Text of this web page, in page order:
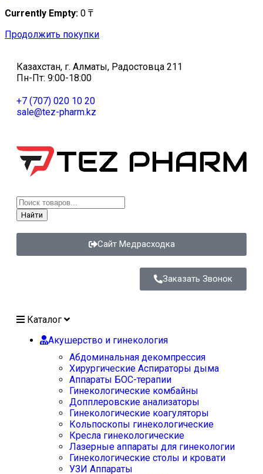
Currently Empty: 0 ₸
Продолжить покупки
Казахстан, г. Алматы, Радостовца 211
Пн-Пт: 9:00-18:00
+7 (707) 020 10 20
sale@tez-pharm.kz
Найти
Сайт Медрасходка
Заказать Звонок
Каталог
Акушерство и гинекология
Абдоминальная декомпрессия
Хирургические Аспираторы дыма
Аппараты БОС-терапии
Гинекологические комбайны
Допплеровские анализаторы
Гинекологические коагуляторы
Кольпоскопы гинекологические
Кресла гинекологические
Лазерные аппараты для гинекологии
Гинекологические столы и кровати
УЗИ Аппараты